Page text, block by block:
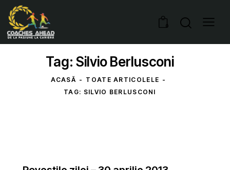
0
Tag: Silvio Berlusconi
ACASĂ
TOATE ARTICOLELE
TAG: SILVIO BERLUSCONI